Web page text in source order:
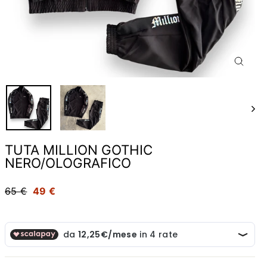
TUTA MILLION GOTHIC
NERO/OLOGRAFICO
Prezzo
65 € Scontato
49 €